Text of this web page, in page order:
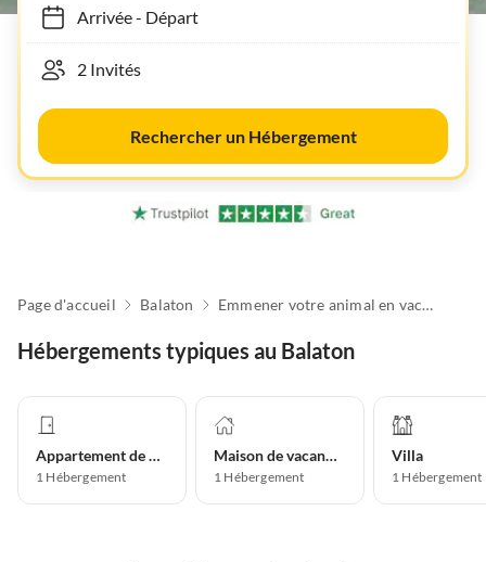
Arrivée- Départ
Rechercher un Hébergement
Page d'accueil Balaton Emmener votre animal en vacances
Hébergements typiques au Balaton
Appartement de vacances
1 Hébergement
Maison de vacances
1 Hébergement
Villa
1 Hébergement